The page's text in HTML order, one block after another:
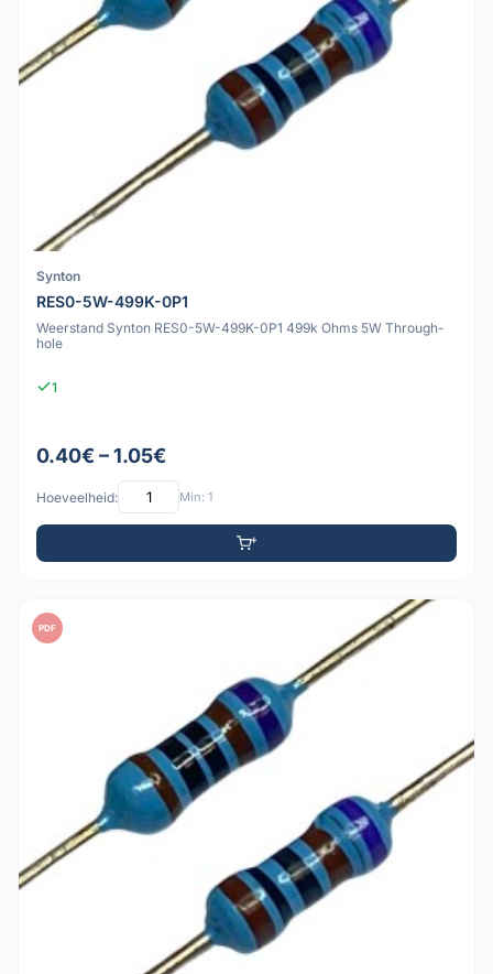
Synton
RES0-5W-499K-0P1
Weerstand Synton RES0-5W-499K-0P1 499k Ohms 5W Through-
hole
1
0.40€ – 1.05€
Hoeveelheid: Min: 1
PDF